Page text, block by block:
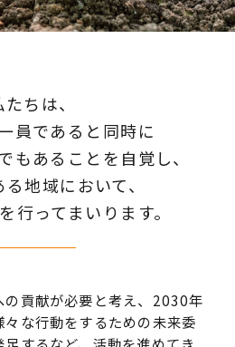
たちは、
員であると同時に
もあることを自覚し、
地域において、
行ってまいります。
の貢献が必要と考え、2030年
々な行動をするための未来委